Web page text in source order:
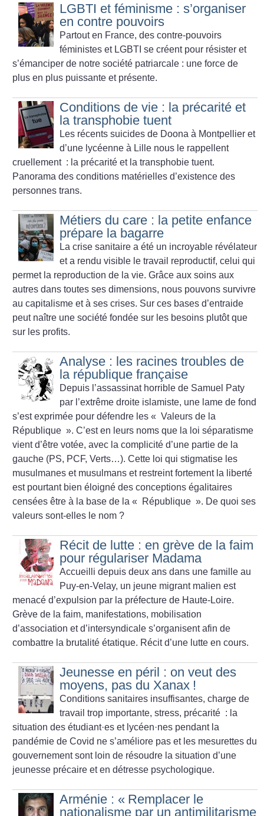
LGBTI et féminisme : s’organiser
en contre pouvoirs
Partout en France, des contre-pouvoirs
féministes et LGBTI se créent pour résister et
s’émanciper de notre société patriarcale : une force de
plus en plus puissante et présente.
Conditions de vie : la précarité et
la transphobie tuent
Les récents suicides de Doona à Montpellier et
d’une lycéenne à Lille nous le rappellent
cruellement : la précarité et la transphobie tuent.
Panorama des conditions matérielles d’existence des
personnes trans.
Métiers du care : la petite enfance
prépare la bagarre
La crise sanitaire a été un incroyable révélateur
et a rendu visible le travail reproductif, celui qui
permet la reproduction de la vie. Grâce aux soins aux
autres dans toutes ses dimensions, nous pouvons survivre
au capitalisme et à ses crises. Sur ces bases d’entraide
peut naître une société fondée sur les besoins plutôt que
sur les profits.
Analyse : les racines troubles de
la république française
Depuis l’assassinat horrible de Samuel Paty
par l’extrême droite islamiste, une lame de fond
s’est exprimée pour défendre les « Valeurs de la
République ». C’est en leurs noms que la loi séparatisme
vient d’être votée, avec la complicité d’une partie de la
gauche (PS, PCF, Verts…). Cette loi qui stigmatise les
musulmanes et musulmans et restreint fortement la liberté
est pourtant bien éloigné des conceptions égalitaires
censées être à la base de la «
République ». De quoi ses
valeurs sont-elles le nom ?
Récit de lutte : en grève de la faim
pour régulariser Madama
Accueilli depuis deux ans dans une famille au
Puy-en-Velay, un jeune migrant malien est
menacé d’expulsion par la préfecture de Haute-Loire.
Grève de la faim, manifestations, mobilisation
d’association et d’intersyndicale s’organisent afin de
combattre la brutalité étatique. Récit d’une lutte en cours.
Jeunesse en péril : on veut des
moyens, pas du Xanax !
Conditions sanitaires insuffisantes, charge de
travail trop importante, stress, précarité : la
situation des étudiant·es et lycéen·nes pendant la
pandémie de Covid ne s’améliore pas et les mesurettes du
gouvernement sont loin de résoudre la situation d’une
jeunesse précaire et en détresse psychologique.
Arménie : « Remplacer le
nationalisme par un antimilitarisme